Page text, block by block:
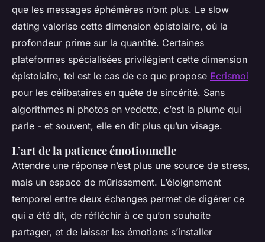
que les messages éphémères n’ont plus. Le slow
dating valorise cette dimension épistolaire, où la
profondeur prime sur la quantité. Certaines
plateformes spécialisées privilégient cette dimension
épistolaire, tel est le cas de ce que propose Ecrismoi
pour les célibataires en quête de sincérité. Sans
algorithmes ni photos en vedette, c’est la plume qui
parle - et souvent, elle en dit plus qu’un visage.
L’art de la patience émotionnelle
Attendre une réponse n’est plus une source de stress,
mais un espace de mûrissement. L’éloignement
temporel entre deux échanges permet de digérer ce
qui a été dit, de réfléchir à ce qu’on souhaite
partager, et de laisser les émotions s’installer